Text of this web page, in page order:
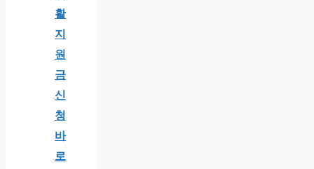
활
지
원
금
신
청
바
로